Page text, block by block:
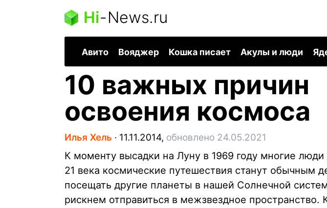
Hi-News.ru
Авито Вояджер Кошка писает Акулы и люди
10 важных причин
освоения космоса
Илья Хель ∙ 11.11.2014, обновлено 24.05.2021
К моменту высадки на Луну в 1969 году многие люди
21 века космические путешествия станут
посещать другие планеты в нашей Солнечной
рискнем отправиться в межзвездное пространство.